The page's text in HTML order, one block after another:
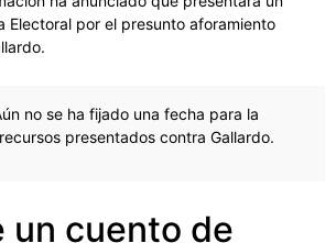
Electoral por el presunto aforamiento
no se ha fijado una fecha para la
presentados contra Gallardo.
un cuento de